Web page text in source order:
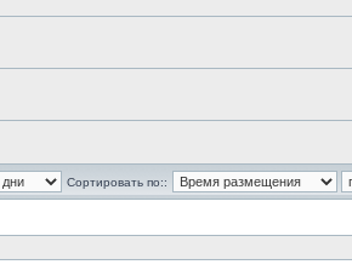
Сортировать по::